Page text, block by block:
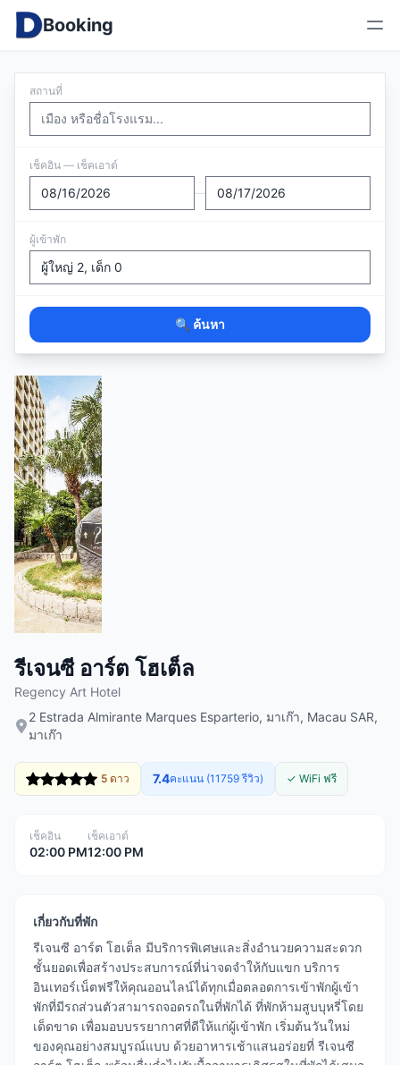
Booking
สถานที่
เช็คอิน — เช็คเอาต์
—
ผู้เข้าพัก
🔍 ค้นหา
รีเจนซี อาร์ต โฮเต็ล
Regency Art Hotel
2 Estrada Almirante Marques Esparterio, มาเก๊า, Macau SAR,
มาเก๊า
5 ดาว 7.4คะแนน (11759 รีวิว) ✓ WiFi ฟรี
เช็คอิน
02:00 PM
เช็คเอาต์
12:00 PM
เกี่ยวกับที่พัก
รีเจนซี อาร์ต โฮเต็ล มีบริการพิเศษและสิ่งอำนวยความสะดวก
ชั้นยอดเพื่อสร้างประสบการณ์ที่น่าจดจำให้กับแขก บริการ
อินเทอร์เน็ตฟรีให้คุณออนไลน์ได้ทุกเมื่อตลอดการเข้าพักผู้เข้า
พักที่มีรถส่วนตัวสามารถจอดรถในที่พักได้ ที่พักห้ามสูบบุหรี่โดย
เด็ดขาด เพื่อมอบบรรยากาศที่ดีให้แก่ผู้เข้าพัก เริ่มต้นวันใหม่
ของคุณอย่างสมบูรณ์แบบ ด้วยอาหารเช้าแสนอร่อยที่ รีเจนซี